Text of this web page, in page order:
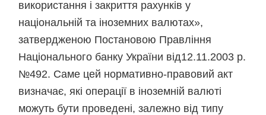
використання і закриття рахунків у
національній та іноземних валютах»,
затвердженою Постановою Правління
Національного банку України від12.11.2003 р.
№492. Саме цей нормативно-правовий акт
визначає, які операції в іноземній валюті
можуть бути проведені, залежно від типу